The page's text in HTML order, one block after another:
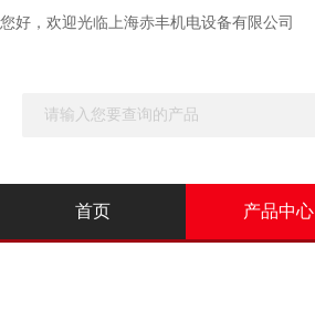
您好，欢迎光临上海赤丰机电设备有限公司
首页 产品中心